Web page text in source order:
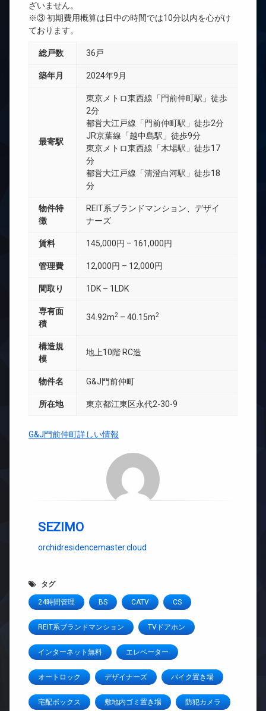
ざいません。
※③ 初期費用概算は日中の時間では10分以内を心がけ
ております。
総戸数 36戸
築年月 2024年9月
最寄駅
東京メトロ東西線「門前仲町駅」徒歩
2分
都営大江戸線「門前仲町駅」徒歩2分
JR京葉線「越中島駅」徒歩9分
東京メトロ東西線「木場駅」徒歩17
分
都営大江戸線「清澄白河駅」徒歩18
分
物件特
徴
REIT系ブランドマンション、デザイ
ナーズ
賃料 145,000円 – 161,000円
管理費 12,000円 – 12,000円
間取り 1DK – 1LDK
専有面
積
34.92m2 – 40.15m2
構造規
模
地上10階 RC造
物件名 G&J門前仲町
所在地 東京都江東区永代2-30-9
G&J門前仲町詳しい情報
SEZIMO
orchidresidencemaster.cloud
タグ
24時間管理 BS CATV CS
REIT系ブランドマンション TVドアホン
インターネット無料 エレベーター
オートロック デザイナーズ バイク置き場
宅配ボックス 敷地内ゴミ置き場 防犯カメラ